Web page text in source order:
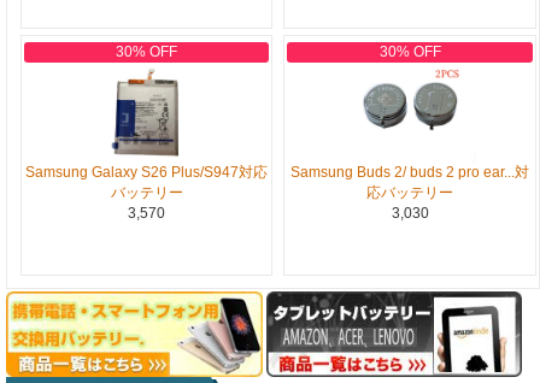
30% OFF
Samsung Galaxy S26 Plus/S947対応
バッテリー
3,570
30% OFF
Samsung Buds 2/ buds 2 pro ear...対
応バッテリー
3,030